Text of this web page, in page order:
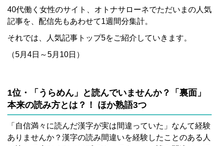
40代働く女性のサイト、オトナサローネでただいまの人気
記事を、配信先もあわせて1週間分集計。
それでは、人気記事トップ5をご紹介していきます。
（5月4日～5月10日）
1位・「うらめん」と読んでいませんか？「裏面」
本来の読み方とは？！ ほか熟語3つ
「自信満々に読んだ漢字が実は間違っていた」なんて経験
ありませんか？漢字の読み間違いを経験したことのある人